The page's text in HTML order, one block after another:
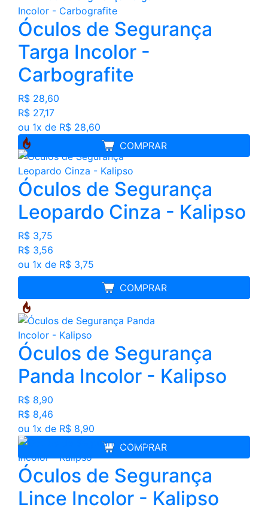
Óculos de Segurança
Targa Incolor -
Carbografite
R$ 28,60
R$ 27,17
ou 1x de R$ 28,60
COMPRAR
Óculos de Segurança
Leopardo Cinza - Kalipso
R$ 3,75
R$ 3,56
ou 1x de R$ 3,75
COMPRAR
MELHOR PREÇO
Óculos de Segurança
Panda Incolor - Kalipso
R$ 8,90
R$ 8,46
ou 1x de R$ 8,90
COMPRAR
Óculos de Segurança
Lince Incolor - Kalipso